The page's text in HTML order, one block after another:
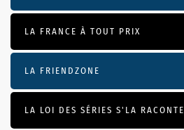
LA FRANCE À TOUT PRIX
LA FRIENDZONE
LA LOI DES SÉRIES S'LA RACONTE